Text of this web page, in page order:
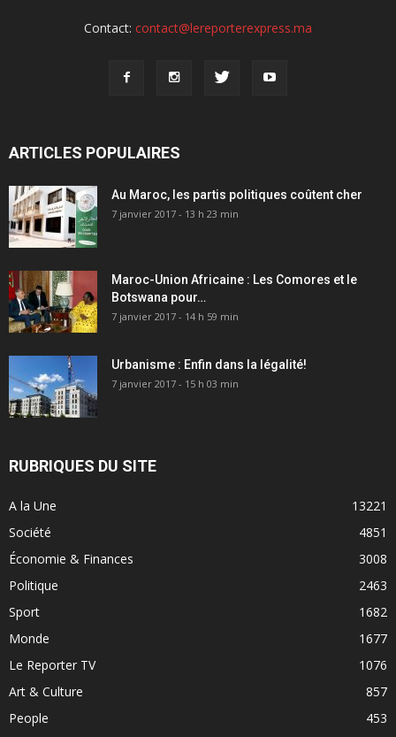
Contact: contact@lereporterexpress.ma
ARTICLES POPULAIRES
Au Maroc, les partis politiques coûtent cher
7 janvier 2017 - 13 h 23 min
Maroc-Union Africaine : Les Comores et le
Botswana pour…
7 janvier 2017 - 14 h 59 min
Urbanisme : Enfin dans la légalité!
7 janvier 2017 - 15 h 03 min
RUBRIQUES DU SITE
A la Une
13221
Société
4851
Économie & Finances
3008
Politique
2463
Sport
1682
Monde
1677
Le Reporter TV
1076
Art & Culture
857
People
453